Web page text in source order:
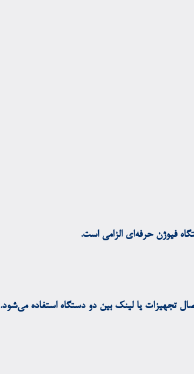
فیوژن حرفه‌ای الزامی است.
تجهیزات یا لینک بین دو دستگاه استفاده می‌شود.